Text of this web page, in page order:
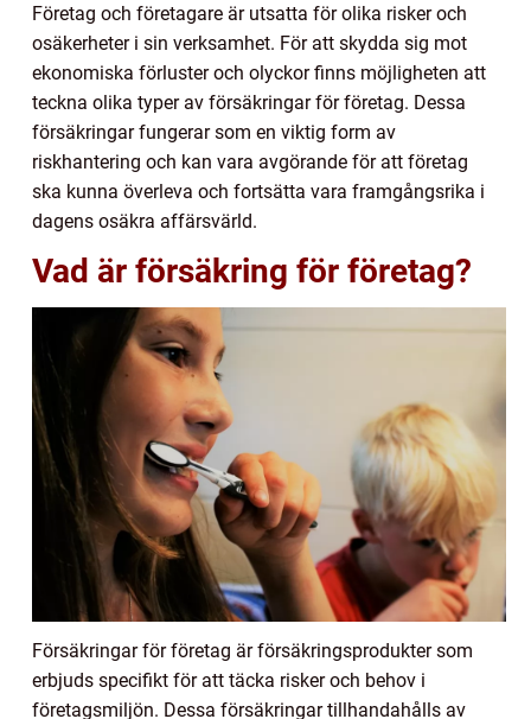
Företag och företagare är utsatta för olika risker och
osäkerheter i sin verksamhet. För att skydda sig mot
ekonomiska förluster och olyckor finns möjligheten att
teckna olika typer av försäkringar för företag. Dessa
försäkringar fungerar som en viktig form av
riskhantering och kan vara avgörande för att företag
ska kunna överleva och fortsätta vara framgångsrika i
dagens osäkra affärsvärld.
Vad är försäkring för företag?
Försäkringar för företag är försäkringsprodukter som
erbjuds specifikt för att täcka risker och behov i
företagsmiljön. Dessa försäkringar tillhandahålls av